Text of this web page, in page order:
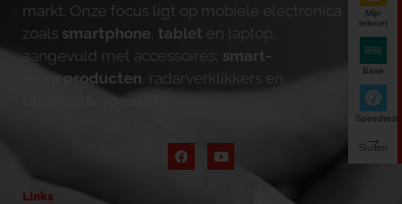
markt. Onze focus ligt op mobiele electronica
zoals smartphone tablet en laptop,
aangevuld met accessoires, smart-
homeproducten , radarverklikkers en
bluetooth-speakers
Links
Mijn
telenet
Base
Speedtest